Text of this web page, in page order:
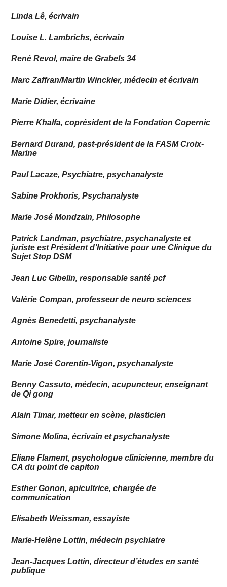
Linda Lê, écrivain
Louise L. Lambrichs, écrivain
René Revol, maire de Grabels 34
Marc Zaffran/Martin Winckler, médecin et écrivain
Marie Didier, écrivaine
Pierre Khalfa, coprésident de la Fondation Copernic
Bernard Durand, past-président de la FASM Croix-
Marine
Paul Lacaze, Psychiatre, psychanalyste
Sabine Prokhoris, Psychanalyste
Marie José Mondzain, Philosophe
Patrick Landman, psychiatre, psychanalyste et
juriste est Président d’Initiative pour une Clinique du
Sujet Stop DSM
Jean Luc Gibelin, responsable santé pcf
Valérie Compan, professeur de neuro sciences
Agnès Benedetti, psychanalyste
Antoine Spire, journaliste
Marie José Corentin-Vigon, psychanalyste
Benny Cassuto, médecin, acupuncteur, enseignant
de Qi gong
Alain Timar, metteur en scène, plasticien
Simone Molina, écrivain et psychanalyste
Eliane Flament, psychologue clinicienne, membre du
CA du point de capiton
Esther Gonon, apicultrice, chargée de
communication
Elisabeth Weissman, essayiste
Marie-Helène Lottin, médecin psychiatre
Jean-Jacques Lottin, directeur d’études en santé
publique